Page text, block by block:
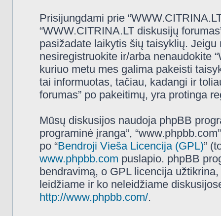
Prisijungdami prie
“WWW.CITRINA.LT diskusijų
pasižadate laikytis šių taisyklių.
nesiregistruokite ir/arba nenaudokite
kuriuo metu mes galima pakeisti
tai informuotas, tačiau, kadangi ir
forumas” po pakeitimų, yra protinga
Mūsų diskusijos naudoja phpBB
programinė įranga”,
po “Bendroji Vieša Licencija (GPL)”
www.phpbb.com puslapio. phpBB
bendravimą, o GPL licencija
leidžiame ir ko neleidžiame
http://www.phpbb.com/.